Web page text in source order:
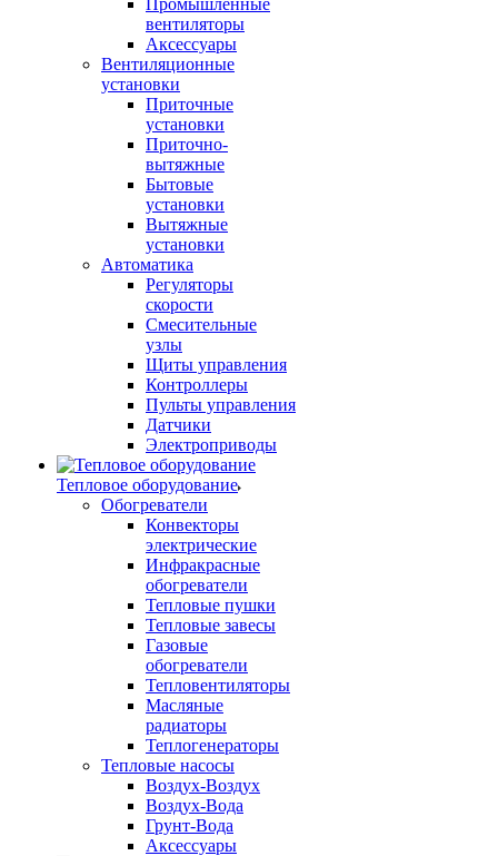
Промышленные
вентиляторы
Аксессуары
Вентиляционные
установки
Приточные
установки
Приточно-
вытяжные
Бытовые
установки
Вытяжные
установки
Автоматика
Регуляторы
скорости
Смесительные
узлы
Щиты управления
Контроллеры
Пульты управления
Датчики
Электроприводы
Тепловое оборудование
Обогреватели
Конвекторы
электрические
Инфракрасные
обогреватели
Тепловые пушки
Тепловые завесы
Газовые
обогреватели
Тепловентиляторы
Масляные
радиаторы
Теплогенераторы
Тепловые насосы
Воздух-Воздух
Воздух-Вода
Грунт-Вода
Аксессуары